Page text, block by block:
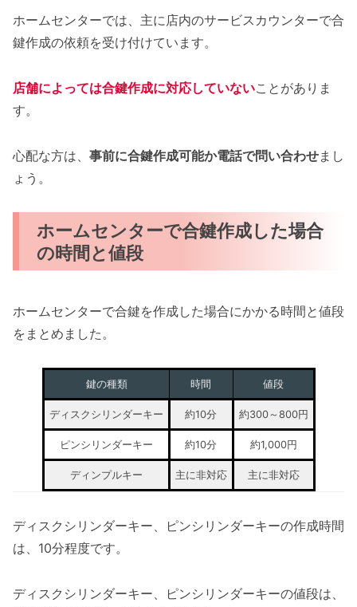
ホームセンターでは、主に店内のサービスカウンターで合
鍵作成の依頼を受け付けています。
店舗によっては合鍵作成に対応していないことがありま
す。
心配な方は、 事前に合鍵作成可能か電話で問い合わせまし
ょう。
ホームセンターで合鍵作成した場合
の時間と値段
ホームセンターで合鍵を作成した場合にかかる時間と値段
をまとめました。
鍵の種類 時間 値段
ディスクシリンダーキー 約10分 約300～800円
ピンシリンダーキー 約10分 約1,000円
ディンプルキー 主に非対応 主に非対応
ディスクシリンダーキー、ピンシリンダーキーの作成時間
は、10分程度です。
ディスクシリンダーキー、ピンシリンダーキーの値段は、